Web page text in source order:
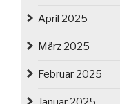
April 2025
März 2025
Februar 2025